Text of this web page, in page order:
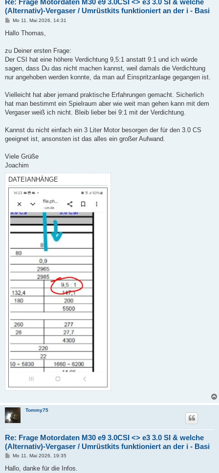
Re: Frage Motordaten M30 e9 3.0CSI <> e3 3.0 SI & welche
(Alternativ)-Vergaser / Umrüstkits funktioniert an der i - Basi
B
i
a
Mo 11. Mai 2026, 14:31
Hallo Thomas,
zu Deiner ersten Frage:
Der CSI hat eine höhere Verdichtung 9,5:1 anstatt 9:1 und ich würde
sagen, dass Du das nicht machen kannst, weil damals die Verdichtung
nur angehoben werden konnte, da man auf Einspritzanlage gegangen ist.
Vielleicht hat aber jemand praktische Erfahrungen gemacht. Sicherlich
hat man bestimmt ein Spielraum aber wie weit man gehen kann mit dem
Vergaser weiß ich nicht. Bleib lieber bei 9:1 mit der Verdichtung.
Kannst du nicht einfach ein 3 Liter Motor besorgen der für den 3.0 CS
geeignet ist, ansonsten ist das alles ein großer Aufwand.
Viele Grüße
Joachim
DATEIANHÄNGE
Tommy75
Re: Frage Motordaten M30 e9 3.0CSI <> e3 3.0 SI & welche
(Alternativ)-Vergaser / Umrüstkits funktioniert an der i - Basi
B
i
Mo 11. Mai 2026, 19:35
Hallo, danke für die Infos.